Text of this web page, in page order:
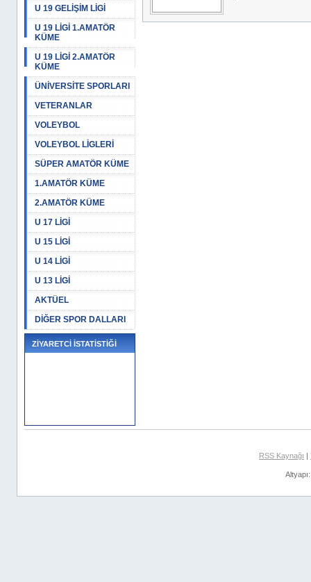
U 19 GELİŞİM LİGİ
U 19 LİGİ 1.AMATÖR
KÜME
U 19 LİGİ 2.AMATÖR
KÜME
ÜNİVERSİTE SPORLARI
VETERANLAR
VOLEYBOL
VOLEYBOL LİGLERİ
SÜPER AMATÖR KÜME
1.AMATÖR KÜME
2.AMATÖR KÜME
U 17 LİGİ
U 15 LİGİ
U 14 LİGİ
U 13 LİGİ
AKTÜEL
DİĞER SPOR DALLARI
ZİYARETCİ İSTATİSTİĞİ
RSS Kaynağı |